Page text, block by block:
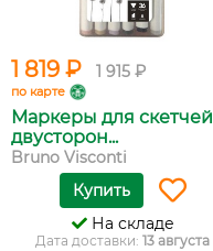
1 819 ₽ 1 915 ₽
по карте
Маркеры для скетчей
двусторон...
Bruno Visconti
Купить
На складе
Дата доставки: 13 августа